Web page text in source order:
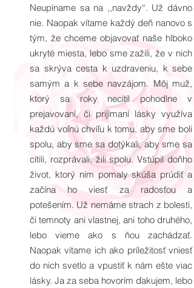
Neupíname sa na ,,navždy“. Už dávno
nie. Naopak vítame každý deň nanovo s
tým, že chceme objavovať naše hlboko
ukryté miesta, lebo sme zažili, že v nich
sa skrýva cesta k uzdraveniu, k sebe
samým a k sebe navzájom. Môj muž,
ktorý sa roky necítil pohodlne v
prejavovaní, či prijímaní lásky využíva
každú voľnú chvíľu k tomu, aby sme boli
spolu, aby sme sa dotýkali, aby sme sa
cítili, rozprávali, žili spolu. Vstúpil doňho
život, ktorý ním pomaly skúša prúdiť a
začína ho viesť za radosťou a
potešením. Už nemáme strach z bolesti,
či temnoty ani vlastnej, ani toho druhého,
lebo vieme ako s ňou zachádzať.
Naopak vítame ich ako príležitosť vniesť
do nich svetlo a vpustiť k nám ešte viac
lásky. Ja za seba hovorím ďakujem, lebo